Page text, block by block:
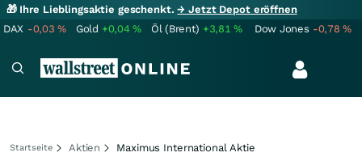
🎁 Ihre Lieblingsaktie geschenkt.→ Jetzt Depot eröffnen
DAX -0,03% Gold +0,04% Öl (Brent) +3,81% Dow Jones -0,78%
Startseite Aktien Maximus International Aktie